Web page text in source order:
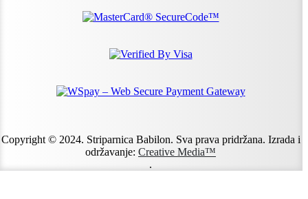
Copyright © 2024. Striparnica Babilon. Sva prava pridržana. Izrada i
održavanje: Creative Media™
.